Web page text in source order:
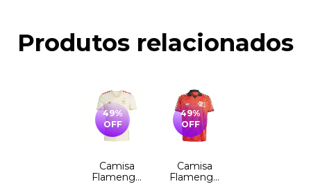
Produtos relacionados
49%
OFF
Camisa
Flamengo
49%
OFF
Camisa
Flamengo